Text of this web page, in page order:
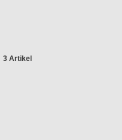
3 Artikel